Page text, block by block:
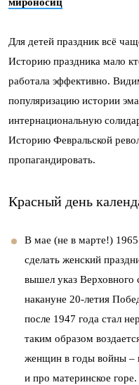
мироносиц
Для детей праздник всё
Историю праздника мало
работала эффективно.
популяризацию истории
интернациональную
Историю Февральской
пропагандировать.
Красный день
В мае (не в марте!)
сделать женский
вышел указ Верховного
накануне 20-летия
после 1947 года стал
таким образом
женщин в годы войны –
и про материнское